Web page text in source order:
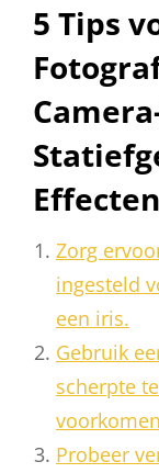
5 Tips
Effecten
Zorg
ingesteld
een iris.
Gebruik
scherpte
Probeer